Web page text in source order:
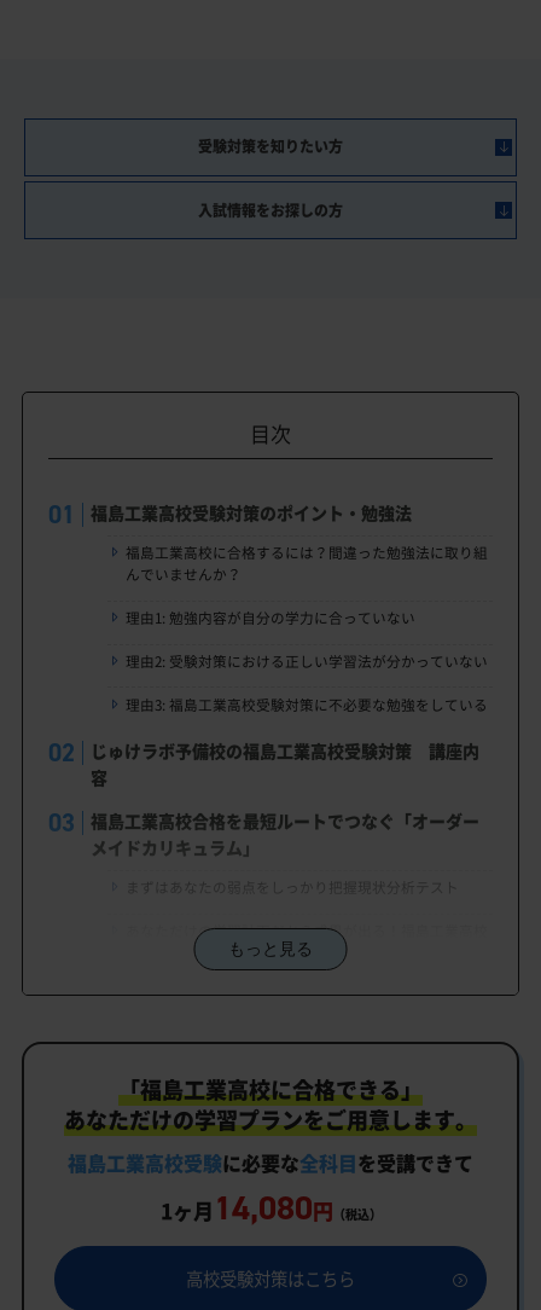
受験対策を知りたい方
入試情報をお探しの方
目次
福島工業高校受験対策のポイント・勉強法
福島工業高校に合格するには？間違った勉強法に取り組
んでいませんか？
理由1: 勉強内容が自分の学力に合っていない
理由2: 受験対策における正しい学習法が分かっていない
理由3: 福島工業高校受験対策に不必要な勉強をしている
じゅけラボ予備校の福島工業高校受験対策 講座内
容
福島工業高校合格を最短ルートでつなぐ「オーダー
メイドカリキュラム」
まずはあなたの弱点をしっかり把握現状分析テスト
あなただけの学習計画だから成果が出る！福島工業高校
合格に向けた受験対策カリキュラム
学習効果をしっかり確認定着度テスト
一人でも安心、学習相談
生徒にピッタリ合った「福島工業高校対策のオーダ
ーメイドカリキュラム」だから成果が出る！
カリキュラムや料金についてお気軽にご相談くださ
福島工業高校受験専門のオンライン家庭教師「いつ
でもクイック指導」もご用意
福島工業高校の特徴
もっと見る
「福島工業高校に合格できる」
あなただけの学習プランをご用意します。
福島工業高校受験に必要な全科目を受講できて
1ヶ月 14,080円 （税込）
高校受験対策はこちら